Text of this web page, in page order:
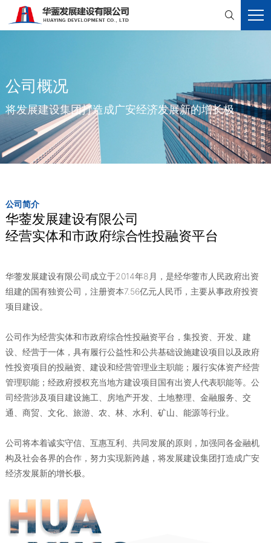

公司概况
将发展建设集团打造成广安经济发展新的增长极
公司简介
华蓥发展建设有限公司
经营实体和市政府综合性投融资平台
华蓥发展建设有限公司成立于2014年8月，是经华蓥市人民政府出资
组建的国有独资公司，注册资本7.56亿元人民币，主要从事政府投资
项目建设。
公司作为经营实体和市政府综合性投融资平台，集投资、开发、建
设、经营于一体，具有履行公益性和公共基础设施建设项目以及政府
性投资项目的投融资、建设和经营管理业主职能；履行实体资产经营
管理职能；经政府授权充当地方建设项目国有出资人代表职能等。公
司经营涉及项目建设施工、房地产开发、土地整理、金融服务、交
通、商贸、文化、旅游、农、林、水利、矿山、能源等行业。
公司将本着诚实守信、互惠互利、共同发展的原则，加强同各金融机
构及社会各界的合作，努力实现新跨越，将发展建设集团打造成广安
经济发展新的增长极。